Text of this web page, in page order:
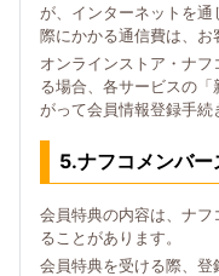
が、インターネットを
際にかかる通信費は、お
オンラインストア・ナ
る場合、各サービスの
がって会員情報登録手続
5.ナフコメンバ
会員特典の内容は、ナ
ることがあります。
会員特典を受ける際、